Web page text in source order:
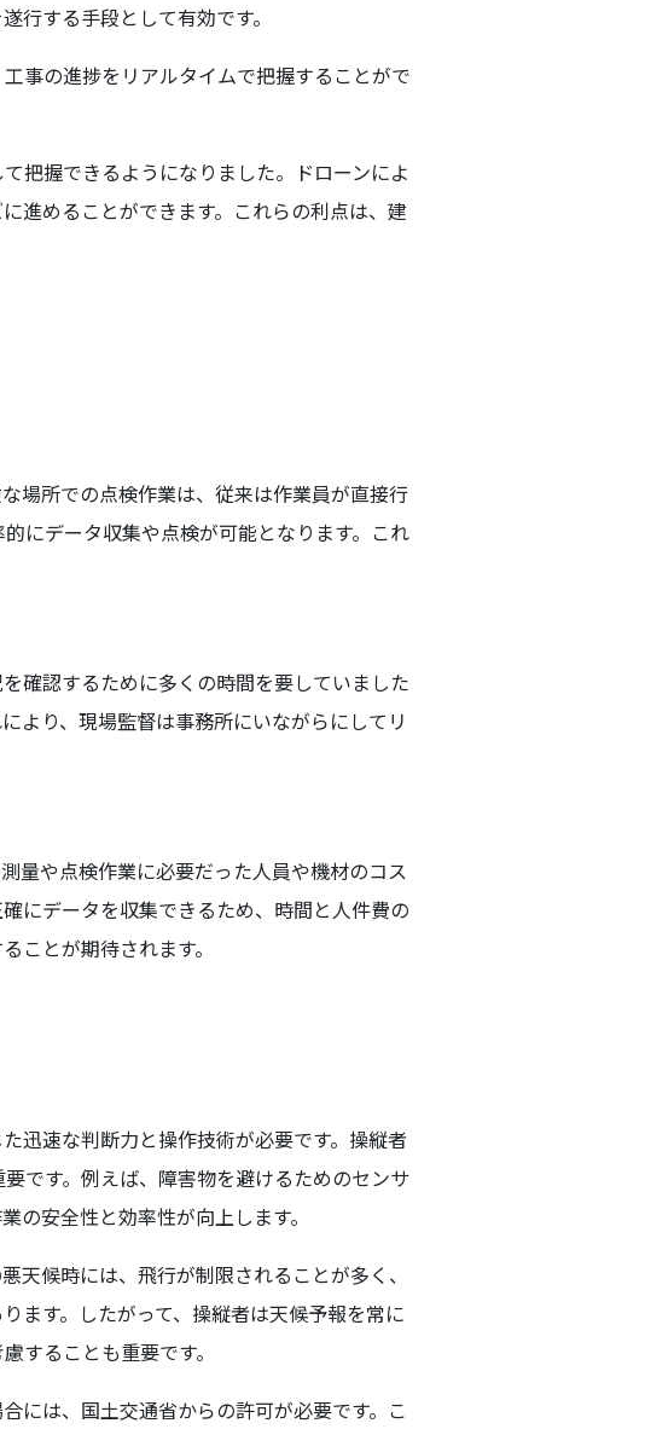
行する手段として有効です。
事の進捗をリアルタイムで把握することがで
把握できるようになりました。ドローンによ
進めることができます。これらの利点は、建
場所での点検作業は、従来は作業員が直接行
にデータ収集や点検が可能となります。これ
確認するために多くの時間を要していました
より、現場監督は事務所にいながらにしてリ
量や点検作業に必要だった人員や機材のコス
にデータを収集できるため、時間と人件費の
ことが期待されます。
迅速な判断力と操作技術が必要です。操縦者
です。例えば、障害物を避けるためのセンサ
の安全性と効率性が向上します。
天候時には、飛行が制限されることが多く、
ます。したがって、操縦者は天候予報を常に
することも重要です。
には、国土交通省からの許可が必要です。こ